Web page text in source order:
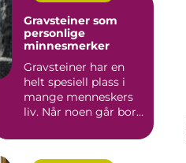
Gravsteiner som
personlige
minnesmerker
Gravsteiner har en
helt spesiell plass i
mange menneskers
liv. Når noen går bort,